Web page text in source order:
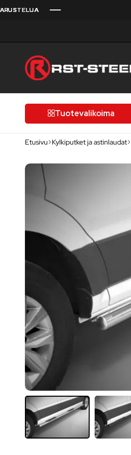
laatutietoiselle
autoilijalleTuotevalikoima
Etusivu Kylkiputket ja astinlaudat